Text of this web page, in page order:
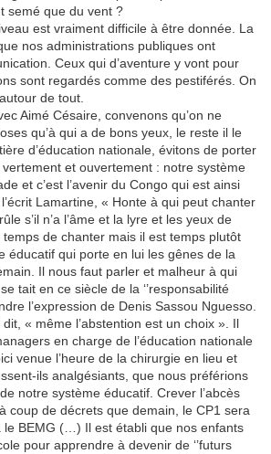
semé que du vent ?
est vraiment difficile à être donnée. La
nos administrations publiques ont
Ceux qui d’aventure y vont pour
sont regardés comme des pestiférés. On
de tout.
Aimé Césaire, convenons qu’on ne
qu’à qui a de bons yeux, le reste il le
d’éducation nationale, évitons de porter
et ouvertement : notre système
et c’est l’avenir du Congo qui est ainsi
Lamartine, « Honte à qui peut chanter
s’il n’a l’âme et la lyre et les yeux de
temps de chanter mais il est temps plutôt
éducatif qui porte en lui les gênes de la
Il nous faut parler et malheur à qui
tait en ce siècle de la ‘’responsabilité
l’expression de Denis Sassou Nguesso.
dit, « même l’abstention est un choix ». Il
en charge de l’éducation nationale
venue l’heure de la chirurgie en lieu et
ils analgésiants, que nous préférions
notre système éducatif. Crever l’abcès
coup de décrets que demain, le CP1 sera
le BEMG (…) Il est établi que nos enfants
pour apprendre à devenir de ‘’futurs